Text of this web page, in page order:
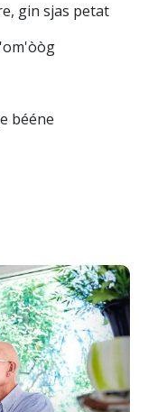
gin sjas petat
bééne